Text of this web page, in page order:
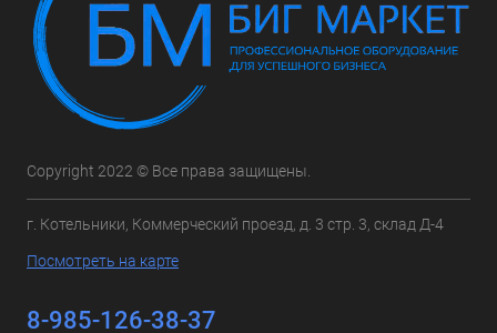
Copyright 2022 © Все права защищены.
г. Котельники, Коммерческий проезд, д. 3 стр. 3, склад Д-4
Посмотреть на карте
8-985-126-38-37